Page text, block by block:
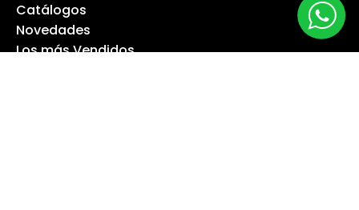
Catálogos
Novedades
Los más Vendidos